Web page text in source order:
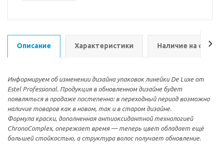
Описание Характеристики Наличие на
Информируем об изменении дизайна упаковок линейки De Luxe от
Estel Professional. Продукция в обновленном дизайне будет
появляться в продаже постепенно: в переходный период возможно
наличие товаров как в новом, так и в старом дизайне.
Формула краски, дополненная антиоксидантной технологией
ChronoComplex, опережает время — теперь цвет обладает ещё
большей стойкостью, а структура волос получает обновление.